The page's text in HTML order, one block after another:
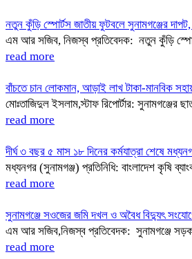
নতুন কুঁড়ি স্পোর্টস জাতীয় ফুটবলে সুনামগঞ্জের দাপট,
এম আর সজিব, নিজস্ব প্রতিবেদক: নতুন কুঁড়ি
read more
বাঁচতে চান লোকমান, আড়াই লাখ টাকা-মানবিক
মোঃতাজিদুল ইসলাম,স্টাফ রিপোর্টার:
read more
দীর্ঘ ৩ বছর ৫ মাস ১৮ দিনের কর্মযাত্রা শেষে
মধ্যনগর (সুনামগঞ্জ) প্রতিনিধি: বাংলাদেশ কৃষি
read more
সুনামগঞ্জে সওজের জমি দখল ও অবৈধ বিদ্যুৎ
এম আর সজিব,নিজস্ব প্রতিবেদক: সুনামগঞ্জে সড়ক
read more